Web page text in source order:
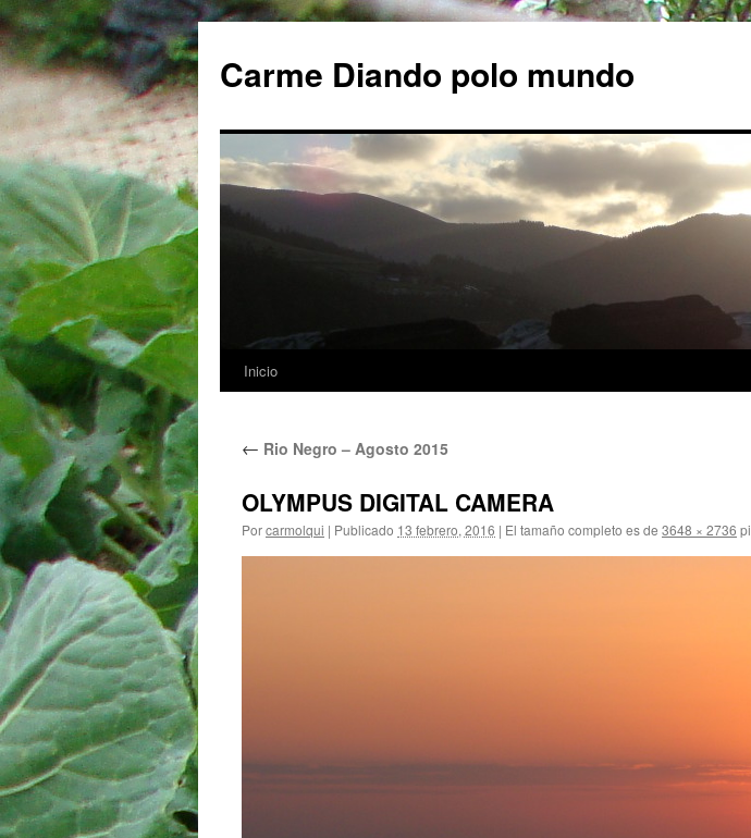
Carme Diando polo mundo
Saltar
contenido
Inicio
← Rio Negro – Agosto 2015
OLYMPUS DIGITAL CAMERA
Porcarmolqui | Publicado 13 febrero, 2016 | El tamaño completo es de 3648 × 2736